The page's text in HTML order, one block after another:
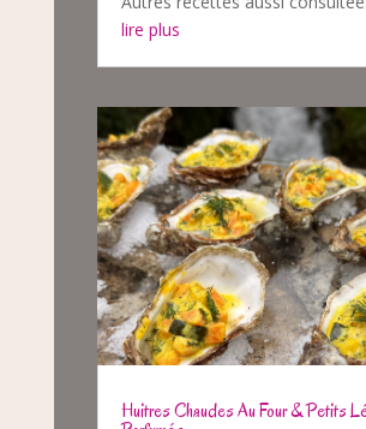
lire plus
Huitres Chaudes Au Four & Petits